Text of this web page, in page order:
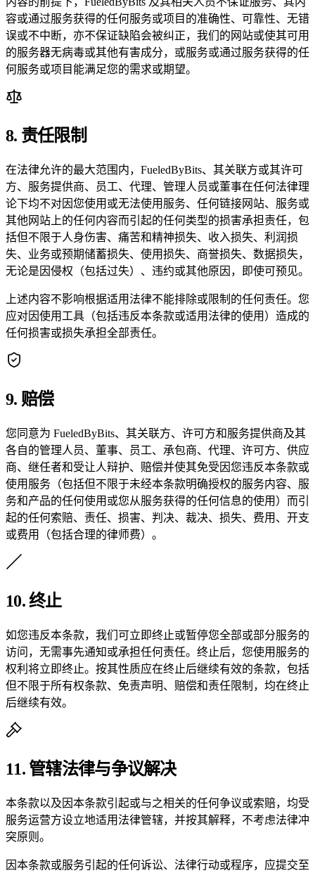
容或通过服务获得的任何服务或项目的准确性、可靠性、无错
误或不中断，亦不保证缺陷会被纠正，我们的网站或使其可用
的服务器无病毒或其他有害成分，或服务或通过服务获得的任
何服务或项目能满足您的需求或期望。
8. 责任限制
在法律允许的最大范围内，FueledByBits、其关联方或其许可
方、服务提供商、员工、代理、管理人员或董事在任何法律理
论下均不对因您使用或无法使用服务、任何链接网站、服务或
其他网站上的任何内容而引起的任何类型的损害承担责任，包
括但不限于人身伤害、痛苦和精神损失、收入损失、利润损
失、业务或预期储蓄损失、使用损失、商誉损失、数据损失，
无论是因侵权（包括过失）、违约或其他原因，即使可预见。
上述内容不影响根据适用法律不能排除或限制的任何责任。您
应对因使用工具（包括违反本条款或适用法律的使用）造成的
任何损害或损失承担全部责任。
9. 赔偿
您同意为 FueledByBits、其关联方、许可方和服务提供商及其
各自的管理人员、董事、员工、承包商、代理、许可方、供应
商、继任者和受让人辩护、赔偿并使其免受因您违反本条款或
使用服务（包括但不限于未经本条款明确授权的服务内容、服
务和产品的任何使用或您从服务获得的任何信息的使用）而引
起的任何索赔、责任、损害、判决、裁决、损失、费用、开支
或费用（包括合理的律师费）。
10. 终止
如您违反本条款，我们可立即终止或暂停您全部或部分服务的
访问，无需事先通知或承担任何责任。终止后，您使用服务的
权利将立即终止。按其性质应在终止后继续有效的条款，包括
但不限于所有权条款、免责声明、赔偿和责任限制，均在终止
后继续有效。
11. 管辖法律与争议解决
本条款以及因本条款引起或与之相关的任何争议或索赔，均受
服务运营方设立地适用法律管辖，并按其解释，不考虑法律冲
突原则。
因本条款或服务引起的任何诉讼、法律行动或程序，应提交至